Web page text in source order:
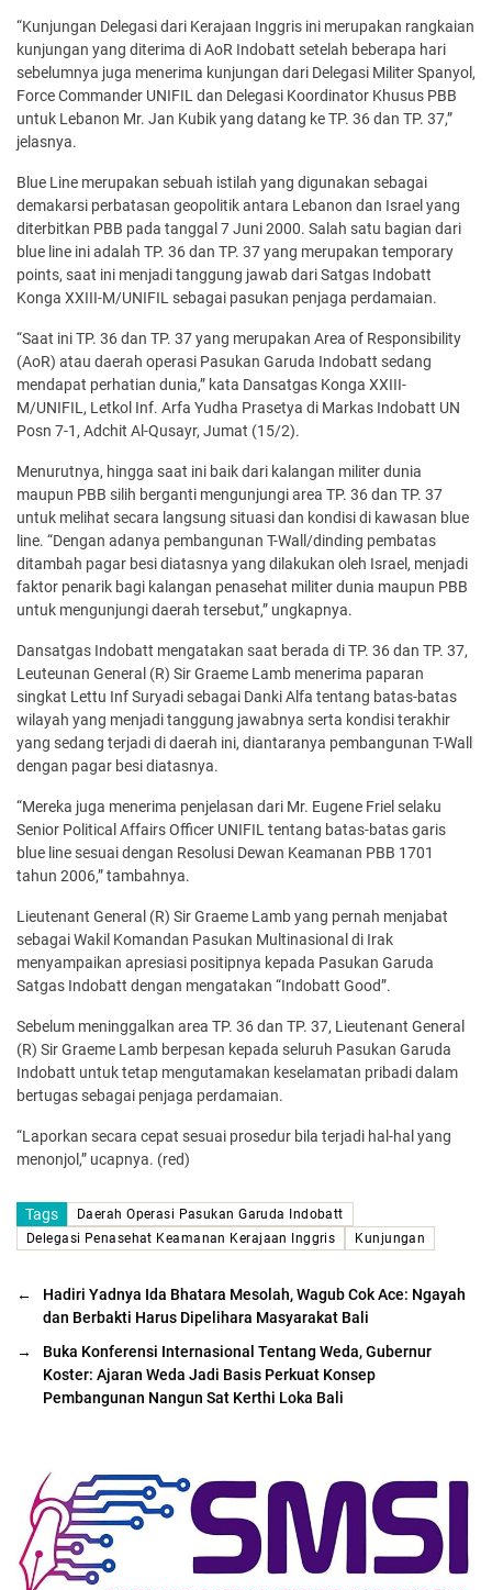
“Kunjungan Delegasi dari Kerajaan Inggris ini merupakan rangkaian
kunjungan yang diterima di AoR Indobatt setelah beberapa hari
sebelumnya juga menerima kunjungan dari Delegasi Militer Spanyol,
Force Commander UNIFIL dan Delegasi Koordinator Khusus PBB
untuk Lebanon Mr. Jan Kubik yang datang ke TP. 36 dan TP. 37,”
jelasnya.
Blue Line merupakan sebuah istilah yang digunakan sebagai
demakarsi perbatasan geopolitik antara Lebanon dan Israel yang
diterbitkan PBB pada tanggal 7 Juni 2000. Salah satu bagian dari
blue line ini adalah TP. 36 dan TP. 37 yang merupakan temporary
points, saat ini menjadi tanggung jawab dari Satgas Indobatt
Konga XXIII-M/UNIFIL sebagai pasukan penjaga perdamaian.
“Saat ini TP. 36 dan TP. 37 yang merupakan Area of Responsibility
(AoR) atau daerah operasi Pasukan Garuda Indobatt sedang
mendapat perhatian dunia,” kata Dansatgas Konga XXIII-
M/UNIFIL, Letkol Inf. Arfa Yudha Prasetya di Markas Indobatt UN
Posn 7-1, Adchit Al-Qusayr, Jumat (15/2).
Menurutnya, hingga saat ini baik dari kalangan militer dunia
maupun PBB silih berganti mengunjungi area TP. 36 dan TP. 37
untuk melihat secara langsung situasi dan kondisi di kawasan blue
line. “Dengan adanya pembangunan T-Wall/dinding pembatas
ditambah pagar besi diatasnya yang dilakukan oleh Israel, menjadi
faktor penarik bagi kalangan penasehat militer dunia maupun PBB
untuk mengunjungi daerah tersebut,” ungkapnya.
Dansatgas Indobatt mengatakan saat berada di TP. 36 dan TP. 37,
Leuteunan General (R) Sir Graeme Lamb menerima paparan
singkat Lettu Inf Suryadi sebagai Danki Alfa tentang batas-batas
wilayah yang menjadi tanggung jawabnya serta kondisi terakhir
yang sedang terjadi di daerah ini, diantaranya pembangunan T-Wall
dengan pagar besi diatasnya.
“Mereka juga menerima penjelasan dari Mr. Eugene Friel selaku
Senior Political Affairs Officer UNIFIL tentang batas-batas garis
blue line sesuai dengan Resolusi Dewan Keamanan PBB 1701
tahun 2006,” tambahnya.
Lieutenant General (R) Sir Graeme Lamb yang pernah menjabat
sebagai Wakil Komandan Pasukan Multinasional di Irak
menyampaikan apresiasi positipnya kepada Pasukan Garuda
Satgas Indobatt dengan mengatakan “Indobatt Good”.
Sebelum meninggalkan area TP. 36 dan TP. 37, Lieutenant General
(R) Sir Graeme Lamb berpesan kepada seluruh Pasukan Garuda
Indobatt untuk tetap mengutamakan keselamatan pribadi dalam
bertugas sebagai penjaga perdamaian.
“Laporkan secara cepat sesuai prosedur bila terjadi hal-hal yang
menonjol,” ucapnya. (red)
Tags
Daerah Operasi Pasukan Garuda Indobatt
Delegasi Penasehat Keamanan Kerajaan Inggris
Kunjungan
←
Hadiri Yadnya Ida Bhatara Mesolah, Wagub Cok Ace: Ngayah
dan Berbakti Harus Dipelihara Masyarakat Bali
→
Buka Konferensi Internasional Tentang Weda, Gubernur
Koster: Ajaran Weda Jadi Basis Perkuat Konsep
Pembangunan Nangun Sat Kerthi Loka Bali